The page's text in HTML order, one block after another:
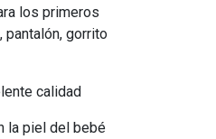
los primeros
gorrito
calidad
la piel del bebé